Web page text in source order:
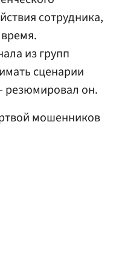
сотрудника,
из групп
сценарии
резюмировал он.
мошенников